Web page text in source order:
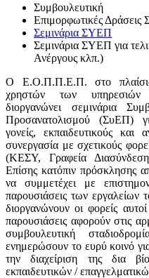
Συμβουλευτική
Επιμορφωτικές
Σεμινάρια ΣΥΕΠ
Σεμινάρια ΣΥΕΠ για
Ανέργους κλπ.)
Ο Ε.Ο.Π.Π.Ε.Π. στο πλαίσιο
χρηστών των υπηρεσιών
διοργανώνει σεμινάρια
Προσανατολισμού (ΣυΕΠ)
γονείς, εκπαιδευτικούς και
συνεργασία με σχετικούς
(ΚΕΣΥ, Γραφεία
Επίσης κατόπιν πρόσκλησης
να συμμετέχει με
παρουσιάσεις των εργαλείων
διοργανώνουν οι φορείς
παρουσιάσεις αφορούν στις
συμβουλευτική
ενημερώσουν το ευρύ κοινό
την διαχείριση της δια
εκπαιδευτικών /